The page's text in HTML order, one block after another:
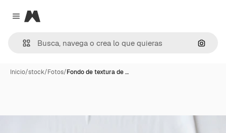
Close menu
Magnific
Inicio/stock/Fotos/Fondo de textura de …